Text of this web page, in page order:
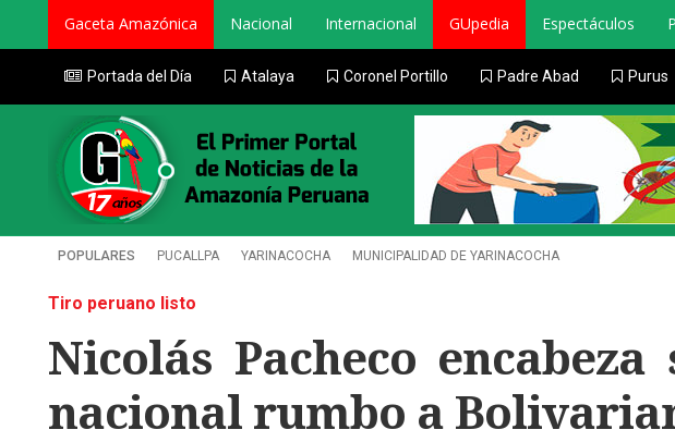
Gaceta Amazónica Nacional Internacional GUpedia Espectáculos
Portada del Día Atalaya Coronel Portillo Padre Abad Purus
POPULARES PUCALLPA YARINACOCHA MUNICIPALIDAD DE YARINACOCHA
Tiro peruano listo
Nicolás Pacheco
nacional rumbo a